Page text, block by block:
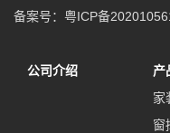
备案号： 粤ICP备
公司介绍
产
家
窗